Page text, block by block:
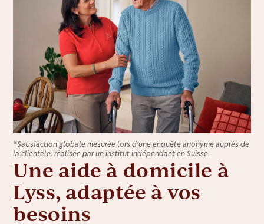
*Satisfaction globale mesurée lors d’une enquête anonyme auprès de
la clientèle, réalisée par un institut indépendant en Suisse.
Une aide à domicile à
Lyss, adaptée à vos
besoins